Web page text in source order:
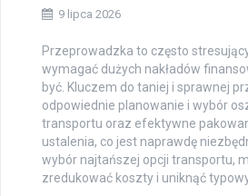
9 lipca 2026
Przeprowadzka to często
wymagać dużych nakładów
być. Kluczem do taniej i sprawnej
odpowiednie planowanie i wybór
transportu oraz efektywne
ustalenia, co jest naprawdę
wybór najtańszej opcji transportu,
zredukować koszty i uniknąć